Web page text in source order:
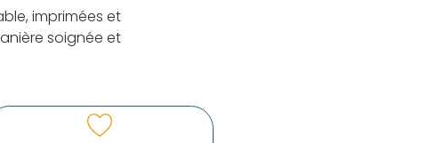
imprimées et
soignée et